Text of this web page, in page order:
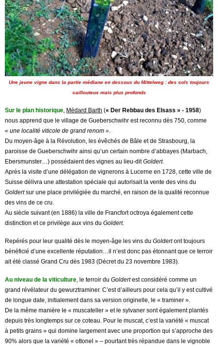
Une jeune vigne dans la partie médiane en dessous du Mittelweg : des sols toujours
caillouteux mais plus profonds
Sur le plan historique Médard Barth (« Der Rebbau des Elsass » - 1958)
nous apprend que le village de Gueberschwihr est reconnu dès 750, comme
« une localité viticole de grand renom »
Du moyen-âge à la Révolution, les évêchés de Bâle et de Strasbourg, la
paroisse de Gueberschwihr ainsi qu’un certain nombre d’abbayes (Marbach,
Ebersmunster…) possédaient des vignes au lieu-ditGoldert.
Après la visite d’une délégation de vignerons à Lucerne en 1728, cette ville de
Suisse délivra une attestation spéciale qui autorisait la vente des vins du
Goldertsur une place privilégiée du marché, en raison de la qualité reconnue
des vins de ce cru.
Au siècle suivant (en 1886) la ville de Francfort octroya également cette
distinction et ce privilège aux vins du Goldert.
Repérés pour leur qualité dès le moyen-âge les vins du Goldertont toujours
bénéficié d’une excellente réputation…il n’est donc pas étonnant que ce terroir
ait été classé Grand Cru dès 1983 (Décret du 23 novembre 1983).
Au niveau de la viticulture , le terroir du Goldertest considéré comme un
grand révélateur du gewurztraminer. C’est d’ailleurs pour cela qu’il y est cultivé
de longue date, initialement dans sa version originelle, le « traminer ».
De la même manière le « muscateller » et le sylvaner sont également plantés
depuis très longtemps sur ce coteau. Pour le muscat, c’est la variété « muscat
à petits grains » qui domine largement avec une proportion qui s’approche des
90% alors que la variété « ottonel » – pourtant très répandue dans le vignoble